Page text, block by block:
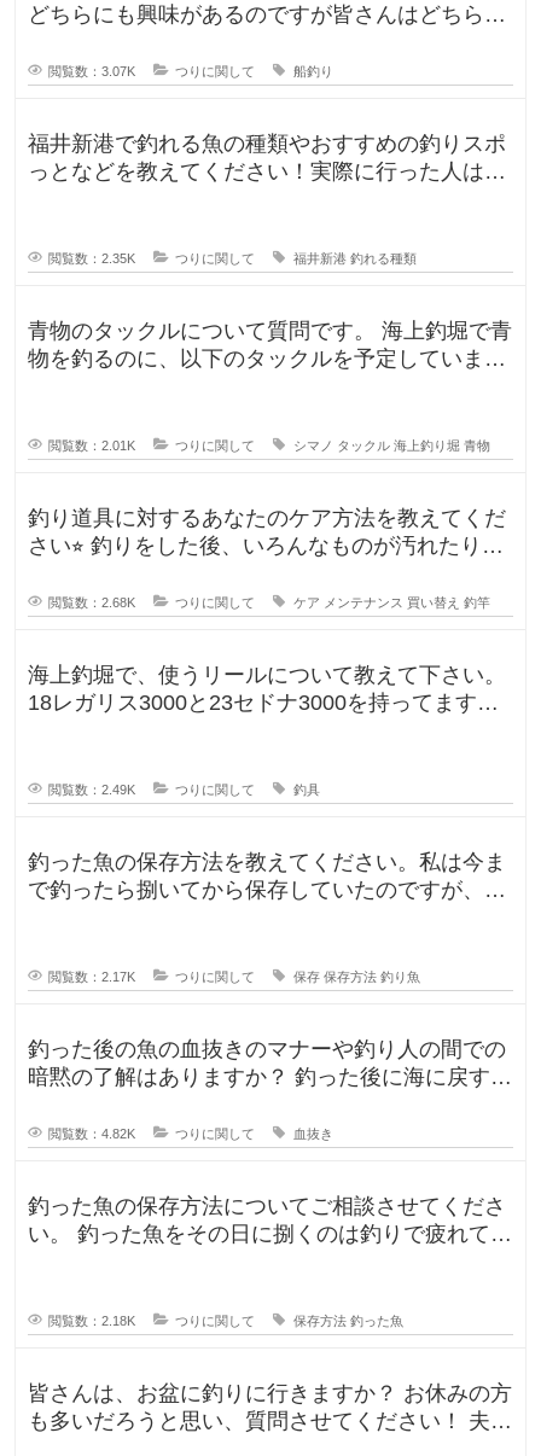
どちらにも興味があるのですが皆さんはどちらが
閲覧数：3.07K つりに関して 船釣り
福井新港で釣れる魚の種類やおすすめの釣りスポ
っとなどを教えてください！実際に行った人はど
閲覧数：2.35K つりに関して 福井新港 釣れる種類
青物のタックルについて質問です。 海上釣堀で青
物を釣るのに、以下のタックルを予定していま
閲覧数：2.01K つりに関して シマノ タックル 海上釣り堀 青物
釣り道具に対するあなたのケア方法を教えてくだ
さい⭐︎ 釣りをした後、いろんなものが汚れたりし
閲覧数：2.68K つりに関して ケア メンテナンス 買い替え 釣竿
海上釣堀で、使うリールについて教えて下さい。
18レガリス3000と23セドナ3000を持ってます。
閲覧数：2.49K つりに関して 釣具
釣った魚の保存方法を教えてください。私は今ま
で釣ったら捌いてから保存していたのですが、人
閲覧数：2.17K つりに関して 保存 保存方法 釣り魚
釣った後の魚の血抜きのマナーや釣り人の間での
暗黙の了解はありますか？ 釣った後に海に戻す
閲覧数：4.82K つりに関して 血抜き
釣った魚の保存方法についてご相談させてくださ
い。 釣った魚をその日に捌くのは釣りで疲れてい
閲覧数：2.18K つりに関して 保存方法 釣った魚
皆さんは、お盆に釣りに行きますか？ お休みの方
も多いだろうと思い、質問させてください！ 夫曰